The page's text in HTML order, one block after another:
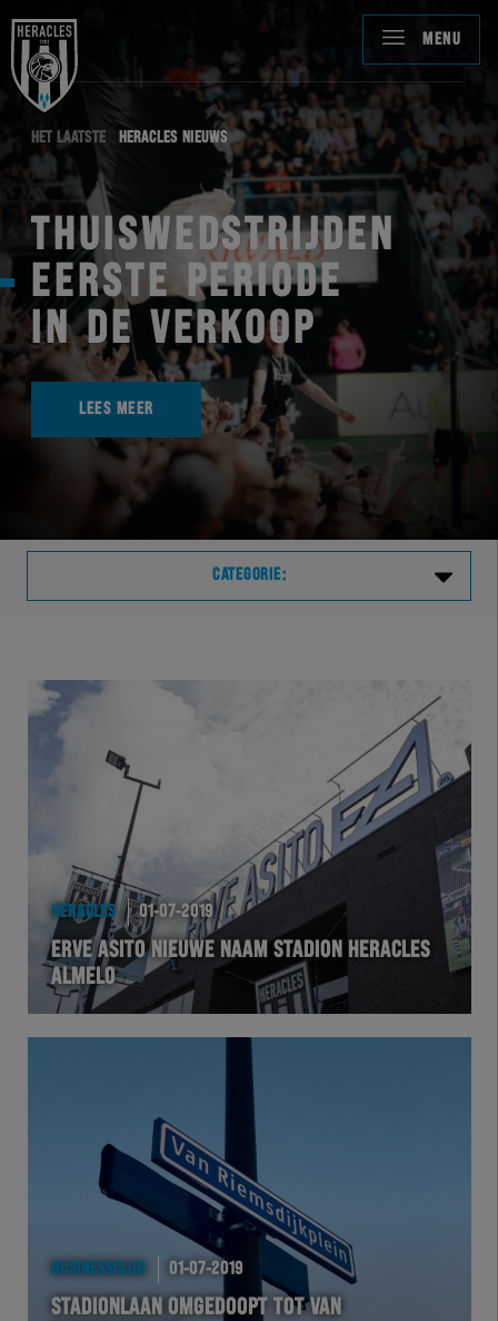
MENU
HET LAATSTE HERACLES NIEUWS
THUISWEDSTRIJDEN
EERSTE PERIODE
IN DE VERKOOP
LEES MEER
CATEGORIE:
VVVHER
HEREXC
EXCHER
VOLHER
Wedstrijd
HERACLES 01-07-2019
ERVE ASITO NIEUWE NAAM STADION HERACLES
ALMELO
BUSINESSCLUB 01-07-2019
STADIONLAAN OMGEDOOPT TOT VAN